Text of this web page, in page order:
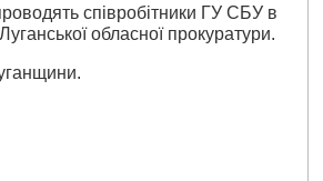
співробітники ГУ СБУ в
обласної прокуратури.